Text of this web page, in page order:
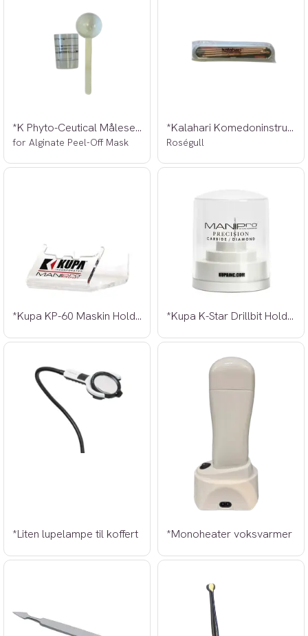
*K Phyto-Ceutical Målesett 20ml
for Alginate Peel-Off Mask
*Kalahari Komedoninstrument
Roségull
*Kupa KP-60 Maskin Holder *Kupa K-Star Drillbit Holder
*Liten lupelampe til koffert *Monoheater voksvarmer